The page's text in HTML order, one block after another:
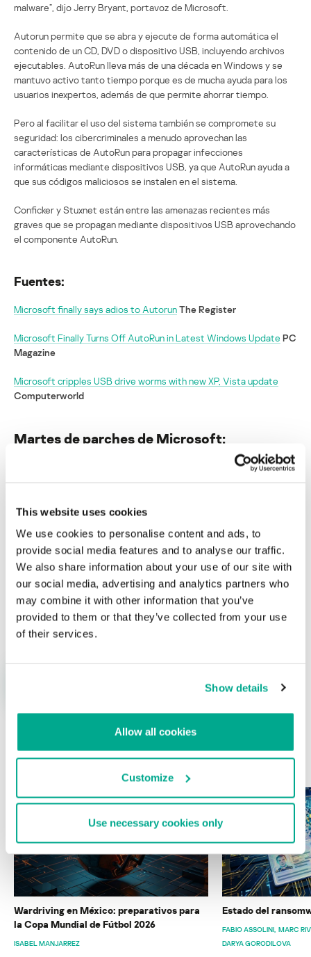
This website uses cookies
We use cookies to personalise content and ads, to
provide social media features and to analyse our traffic.
We also share information about your use of our site with
our social media, advertising and analytics partners who
may combine it with other information that you’ve
provided to them or that they’ve collected from your use
of their services.
Show details
Allow all cookies
Customize
Use necessary cookies only
malware”, dijo Jerry Bryant, portavoz de Microsoft.
Autorun permite que se abra y ejecute de forma automática el
contenido de un CD, DVD o dispositivo USB, incluyendo archivos
ejecutables. AutoRun lleva más de una década en Windows y se
mantuvo activo tanto tiempo porque es de mucha ayuda para los
usuarios inexpertos, además de que permite ahorrar tiempo.
Pero al facilitar el uso del sistema también se compromete su
seguridad: los cibercriminales a menudo aprovechan las
características de AutoRun para propagar infecciones
informáticas mediante dispositivos USB, ya que AutoRun ayuda a
que sus códigos maliciosos se instalen en el sistema.
Conficker y Stuxnet están entre las amenazas recientes más
graves que se propagan mediante dispositivos USB aprovechando
el componente AutoRun.
Fuentes:
Microsoft finally says adios to AutorunThe Register
Microsoft Finally Turns Off AutoRun in Latest Windows Update PC
Magazine
Microsoft cripples USB drive worms with new XP, Vista update
Computerworld
Martes de parches de Microsoft:
Nombre* Correo electrónico*
ÚLTIMAS PUBLICACIONES
Wardriving en México: preparativos para
la Copa Mundial de Fútbol 2026
ISABEL MANJARREZ
Estado del
FABIO ASSOLINI MARC
DARYA GORODILOVA